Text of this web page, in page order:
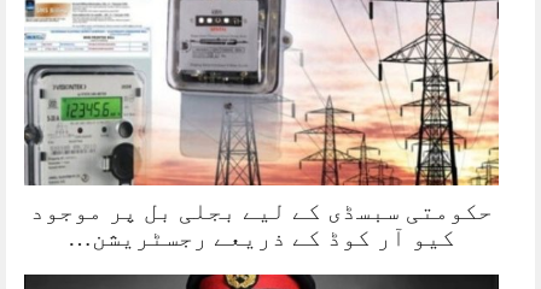
حکومتی سبسڈی کے لیے بجلی بل پر موجود
کیو آر کوڈ کے ذریعے رجسٹریشن…